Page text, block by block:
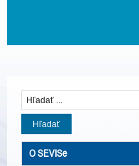
Hľadať
O SEVISe